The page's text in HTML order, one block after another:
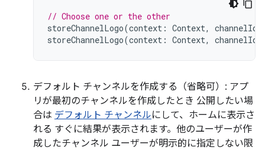
// Choose one or the other
storeChannelLogo(context : Context, channelId
storeChannelLogo(context : Context, channelId
デフォルト チャンネルを作成する（省略可）: アプ
リが最初のチャンネルを作成したとき 公開したい場
合は デフォルト チャンネルにして、ホームに表示さ
れる すぐに結果が表示されます。他のユーザーが作
成したチャンネル ユーザーが明示的に指定しない限